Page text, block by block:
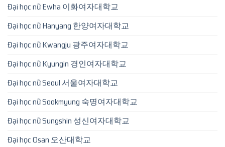
Đại học nữ Ewha 이화여자대학교
Đại học nữ Hanyang 한양여자대학교
Đại học nữ Kwangju 광주여자대학교
Đại học nữ Kyungin 경인여자대학교
Đại học nữ Seoul 서울여자대학교
Đại học nữ Sookmyung 숙명여자대학교
Đại học nữ Sungshin 성신여자대학교
Đại học Osan 오산대학교